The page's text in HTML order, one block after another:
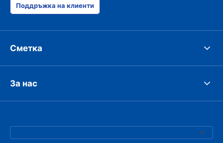
Поддръжка на клиенти
Сметка
За нас